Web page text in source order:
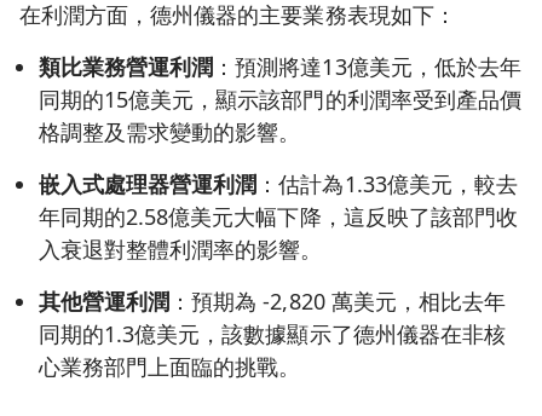
在利潤方面，德州儀器的主要業務表現如下：
類比業務營運利潤 ：預測將達13億美元，低於去年
同期的15億美元，顯示該部門的利潤率受到產品價
格調整及需求變動的影響。
嵌入式處理器營運利潤 ：估計為1.33億美元，較去
年同期的2.58億美元大幅下降，這反映了該部門收
入衰退對整體利潤率的影響。
其他營運利潤 ：預期為 -2,820 萬美元，相比去年
同期的1.3億美元，該數據顯示了德州儀器在非核
心業務部門上面臨的挑戰。